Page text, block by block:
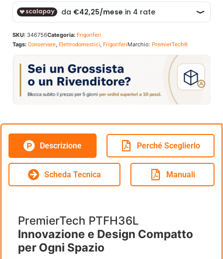
SKU: 346756Categoria: Frigoriferi
Tags: Conservare, Elettrodomestici, FrigoriferiMarchio: PremierTech®
Descrizione Perché Sceglierlo
Scheda Tecnica Manuali
PremierTech PTFH36L
Innovazione e Design Compatto
per Ogni Spazio